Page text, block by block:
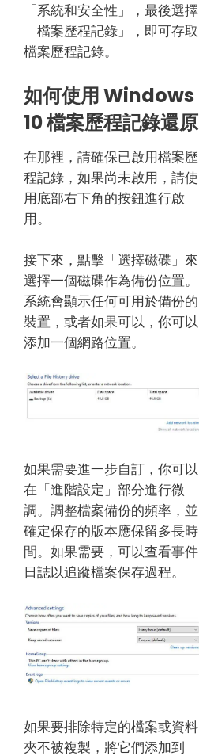
「系統和安全性」，最後選擇
「檔案歷程記錄」，即可存取
檔案歷程記錄。
如何使用 Windows
10 檔案歷程記錄還原
在那裡，請確保已啟用檔案歷
程記錄，如果尚未啟用，請使
用底部右下角的按鈕進行啟
用。
接下來，點擊「選擇磁碟」來
選擇一個磁碟作為備份位置。
系統會顯示任何可用於備份的
裝置，或者如果可以，你可以
添加一個網路位置。
如果需要進一步自訂，你可以
在「進階設定」部分進行微
調。調整檔案備份的頻率，並
確定保存的版本應保留多長時
間。如果需要，可以查看事件
日誌以追蹤檔案保存過程。
如果要排除特定的檔案或資料
夾不被複製，將它們添加到